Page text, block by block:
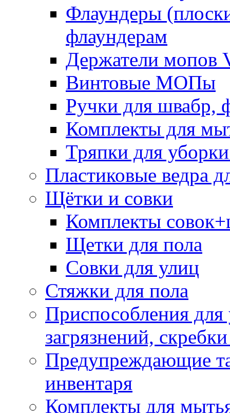
Флаундеры
флаундерам
Держатели мопов
Винтовые МОПы
Ручки для швабр,
Комплекты для
Тряпки для
Пластиковые ведра
Щётки и совки
Комплекты
Щетки для пола
Совки для улиц
Стяжки для пола
Приспособления
загрязнений,
Предупреждающие
инвентаря
Комплекты для